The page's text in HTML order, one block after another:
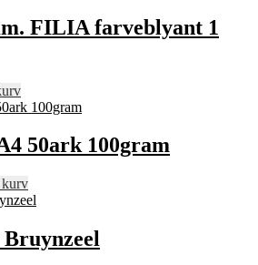
Kr..
er:
9,95 Kr..
FILIA farveblyant 1
50ark 100gram